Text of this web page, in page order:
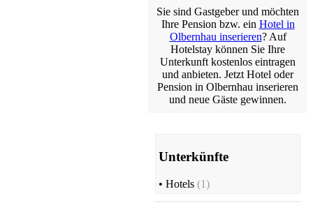
Sie sind Gastgeber und möchten
Ihre Pension bzw. ein Hotel in
Olbernhau inserieren? Auf
Hotelstay können Sie Ihre
Unterkunft kostenlos eintragen
und anbieten. Jetzt Hotel oder
Pension in Olbernhau inserieren
und neue Gäste gewinnen.
Unterkünfte
• Hotels (1)